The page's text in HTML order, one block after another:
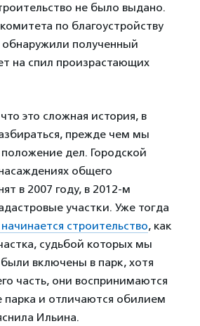
не было выдано.
по благоустройству
полученный
на спил произрастающих
это сложная история, в
прежде чем мы
дел. Городской
общего
в 2007 году, в 2012-м
участки. Уже тогда
строительство, как
судьбой которых мы
включены в парк, хотя
часть, они воспринимаются
парка и отличаются обилием
Ильина.